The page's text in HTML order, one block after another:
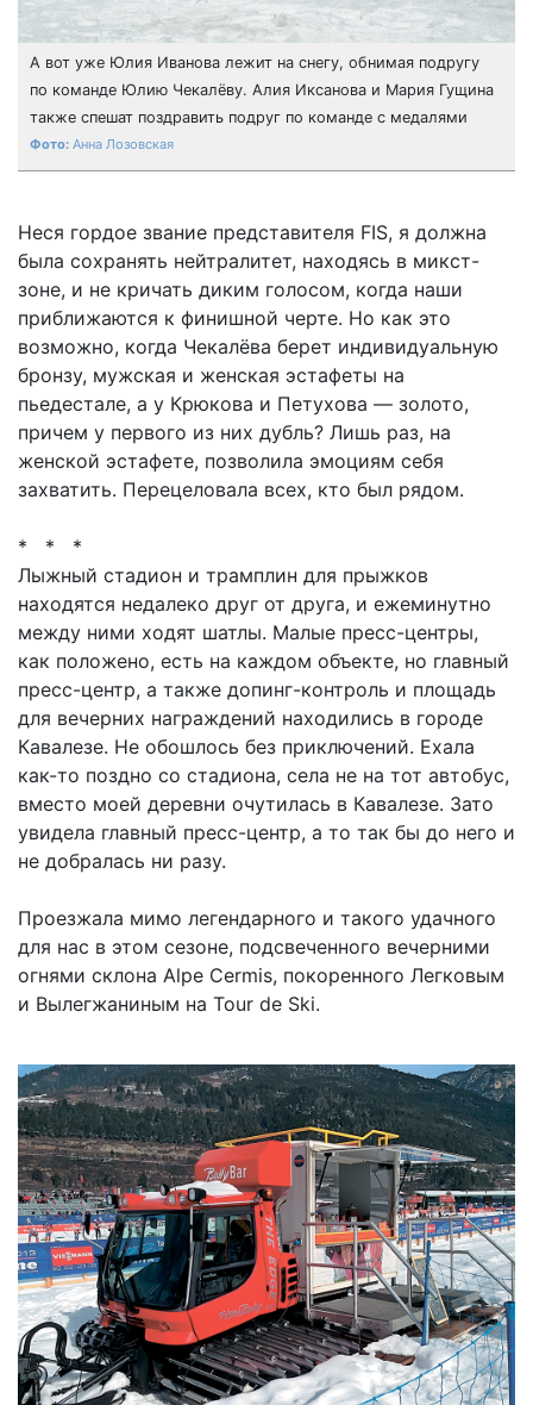
А вот уже Юлия Иванова лежит на снегу, обнимая подругу
по команде Юлию Чекалёву. Алия Иксанова и Мария Гущина
также спешат поздравить подруг по команде с медалями
Анна Лозовская
Неся гордое звание представителя FIS, я должна
была сохранять нейтралитет, находясь в микст-
зоне, и не кричать диким голосом, когда наши
приближаются к финишной черте. Но как это
возможно, когда Чекалёва берет индивидуальную
бронзу, мужская и женская эстафеты на
пьедестале, а у Крюкова и Петухова — золото,
причем у первого из них дубль? Лишь раз, на
женской эстафете, позволила эмоциям себя
захватить. Перецеловала всех, кто был рядом.
* * *
Лыжный стадион и трамплин для прыжков
находятся недалеко друг от друга, и ежеминутно
между ними ходят шатлы. Малые пресс-центры,
как положено, есть на каждом объекте, но главный
пресс-центр, а также допинг-контроль и площадь
для вечерних награждений находились в городе
Кавалезе. Не обошлось без приключений. Ехала
как-то поздно со стадиона, села не на тот автобус,
вместо моей деревни очутилась в Кавалезе. Зато
увидела главный пресс-центр, а то так бы до него и
не добралась ни разу.
Проезжала мимо легендарного и такого удачного
для нас в этом сезоне, подсвеченного вечерними
огнями склона Alpe Cermis, покоренного Легковым
и Вылегжаниным на Tour de Ski.